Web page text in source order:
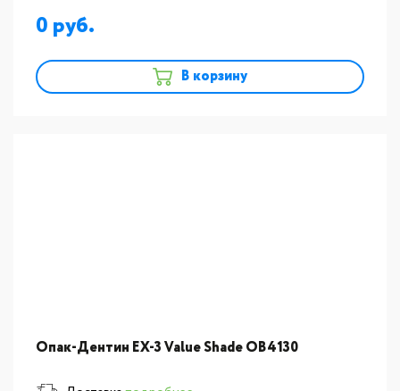
0
В корзину
Опак-Дентин EX-3 Value Shade OB4130